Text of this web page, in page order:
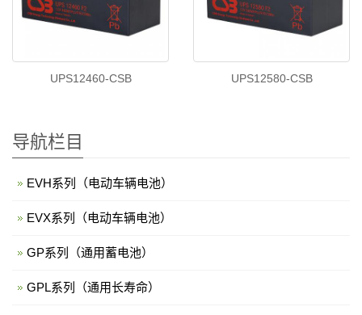
UPS12460-CSB UPS12580-CSB
导航栏目
EVH系列（电动车辆电池）
EVX系列（电动车辆电池）
GP系列（通用蓄电池）
GPL系列（通用长寿命）